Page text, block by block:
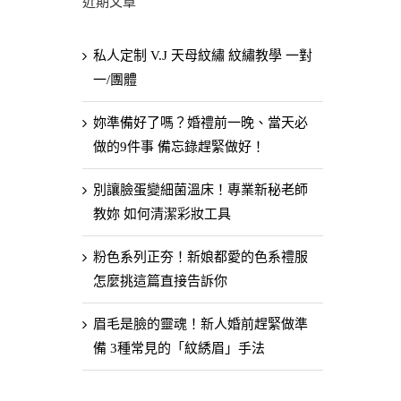
私人定制 V.J 天母紋繡 紋繡教學 一對
一/團體
妳準備好了嗎？婚禮前一晚、當天必
做的9件事 備忘錄趕緊做好！
別讓臉蛋變細菌溫床！專業新秘老師
教妳 如何清潔彩妝工具
粉色系列正夯！新娘都愛的色系禮服
怎麼挑這篇直接告訴你
眉毛是臉的靈魂！新人婚前趕緊做準
備 3種常見的「紋綉眉」手法